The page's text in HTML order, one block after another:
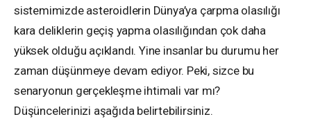
sistemimizde asteroidlerin Dünya’ya çarpma olasılığı
kara deliklerin geçiş yapma olasılığından çok daha
yüksek olduğu açıklandı. Yine insanlar bu durumu her
zaman düşünmeye devam ediyor. Peki, sizce bu
senaryonun gerçekleşme ihtimali var mı?
Düşüncelerinizi aşağıda belirtebilirsiniz.